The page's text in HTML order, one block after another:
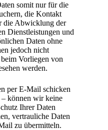
somit nur für die
die Kontakt
die Abwicklung der
Dienstleistungen und
Daten ohne
jedoch nicht
beim Vorliegen von
werden.
per E-Mail schicken
– können wir keine
Ihrer Daten
vertrauliche Daten
zu übermitteln.